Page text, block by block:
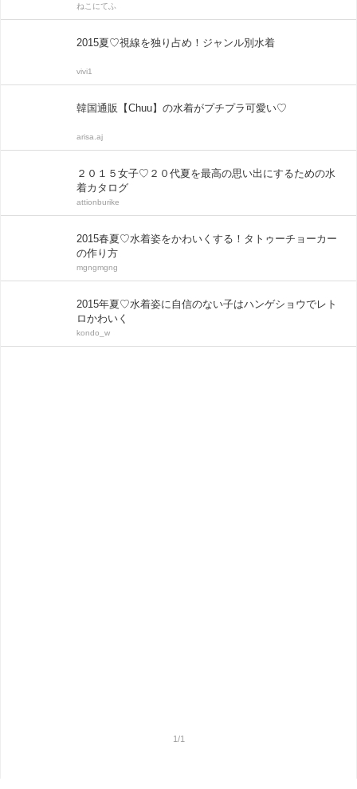
ねこにてふ
2015夏♡視線を独り占め！ジャンル別水着
vivi1
韓国通販【Chuu】の水着がプチプラ可愛い♡
arisa.aj
２０１５女子♡２０代夏を最高の思い出にするための水
着カタログ
attionburike
2015春夏♡水着姿をかわいくする！タトゥーチョーカー
の作り方
mgngmgng
2015年夏♡水着姿に自信のない子はハンゲショウでレト
ロかわいく
kondo_w
1/1